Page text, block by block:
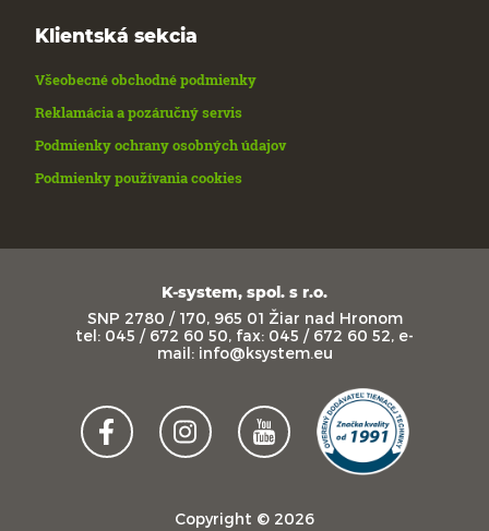
Klientská sekcia
Všeobecné obchodné podmienky
Reklamácia a pozáručný servis
Podmienky ochrany osobných údajov
Podmienky používania cookies
K-system, spol. s r.o.
SNP 2780 / 170, 965 01 Žiar nad Hronom
tel: 045 / 672 60 50, fax: 045 / 672 60 52, e-
mail: info@ksystem.eu
Copyright © 2026